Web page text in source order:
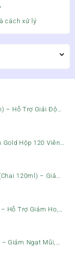
cách xử lý
– Hỗ Trợ Giải Độc
Gold Hộp 120 Viên
& Rối Loạn Tiền
120ml) – Giảm
Hỗ Trợ Giảm Ho,
Giảm Ngạt Mũi,